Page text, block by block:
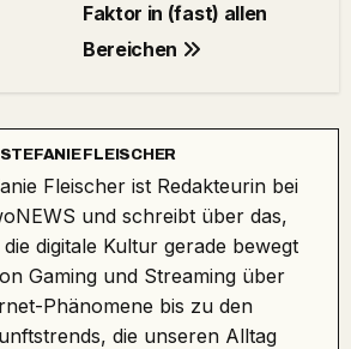
Faktor in (fast) allen
Bereichen
STEFANIE FLEISCHER
Fleischer ist Redakteurin bei
und schreibt über das,
digitale Kultur gerade bewegt
Gaming und Streaming über
Phänomene bis zu den
die unseren Alltag